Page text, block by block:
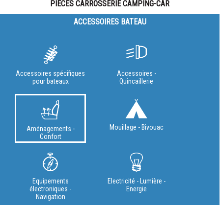
PIÈCES CARROSSERIE CAMPING-CAR
ACCESSOIRES BATEAU
Accessoires spécifiques
pour bateaux
Accessoires -
Quincaillerie
Aménagements -
Confort
Mouillage - Bivouac
Equipements
électroniques -
Navigation
Electricité - Lumière -
Energie